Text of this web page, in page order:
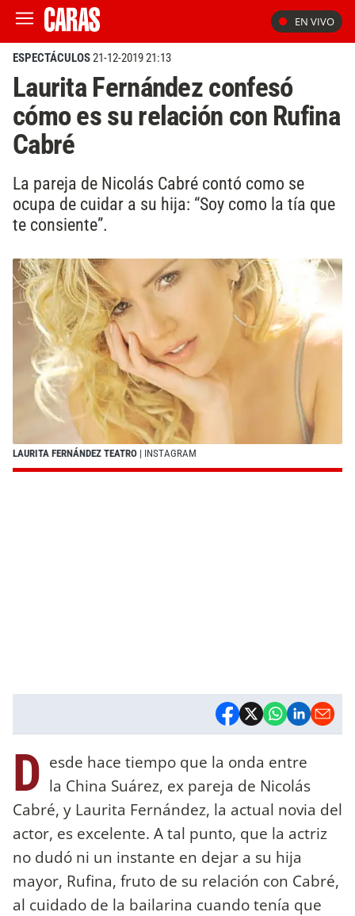
EN VIVO
ESPECTÁCULOS21-12-2019 21:13
Laurita Fernández confesó
cómo es su relación con Rufina
Cabré
La pareja de Nicolás Cabré contó como se
ocupa de cuidar a su hija: “Soy como la tía que
te consiente”.
LAURITA FERNÁNDEZ TEATRO | INSTAGRAM
D esde hace tiempo que la onda entre
la China Suárez, ex pareja de Nicolás
Cabré, y Laurita Fernández, la actual novia del
actor, es excelente. A tal punto, que la actriz
no dudó ni un instante en dejar a su hija
mayor, Rufina, fruto de su relación con Cabré,
al cuidado de la bailarina cuando tenía que